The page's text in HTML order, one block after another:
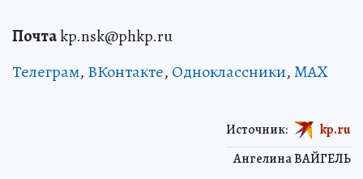
Почтаkp.nsk@phkp.ru
Телеграм, ВКонтакте, Одноклассники,MAX
Ангелина ВАЙГЕЛЬ
Источник: kp.ru